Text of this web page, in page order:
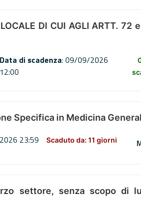
DI CUI AGLI ARTT. 72
Data di scadenza: 09/09/2026
12:00
Specifica in Medicina
23:59 Scaduto da: 11 giorni
settore, senza scopo di